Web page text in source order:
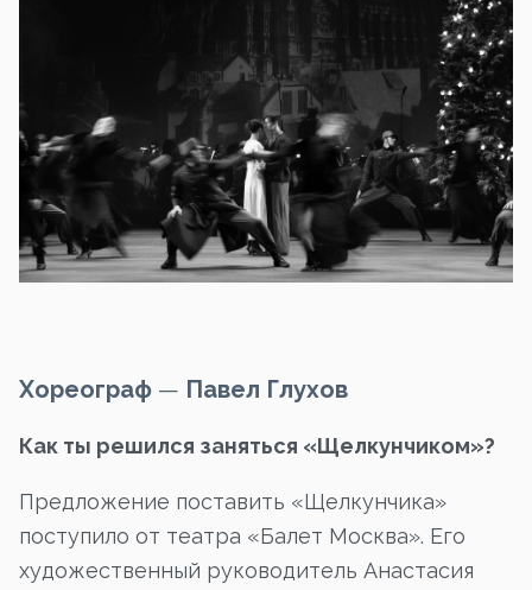
Хореограф — Павел Глухов
Как ты решился заняться «Щелкунчиком»?
Предложение поставить «Щелкунчика»
поступило от театра «Балет Москва». Его
художественный руководитель Анастасия